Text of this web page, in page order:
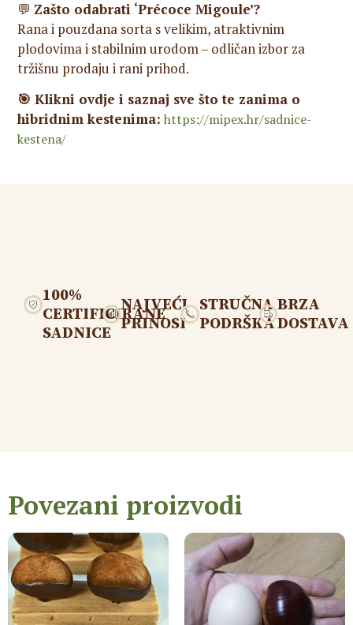
💬 Zašto odabrati ‘Précoce Migoule’?
Rana i pouzdana sorta s velikim, atraktivnim
plodovima i stabilnim urodom – odličan izbor za
tržišnu prodaju i rani prihod.
🎯 Klikni ovdje i saznaj sve što te zanima o
hibridnim kestenima: https://mipex.hr/sadnice-
kestena/
100%
CERTIFICIRANE
SADNICE
NAJVEĆI
PRINOSI
STRUČNA
PODRŠKA
BRZA
DOSTAVA
Povezani proizvodi